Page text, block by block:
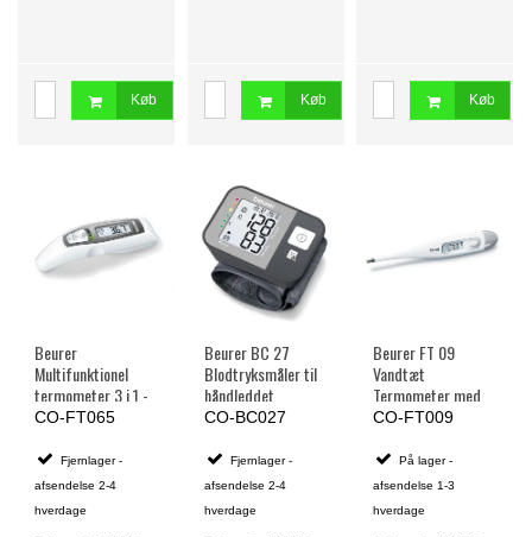
Køb Køb Køb
Beurer
Multifunktionel
termometer 3 i 1 -
Bedst i Test
CO-FT065
Fjernlager -
afsendelse 2-4
hverdage
Beurer BC 27
Blodtryksmåler til
håndleddet
CO-BC027
Fjernlager -
afsendelse 2-4
hverdage
Beurer FT 09
Vandtæt
Termometer med
stort display
CO-FT009
På lager -
afsendelse 1-3
hverdage